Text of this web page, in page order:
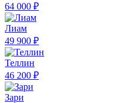
64 000 ₽
Лиам
49 900 ₽
Теллин
46 200 ₽
Зари